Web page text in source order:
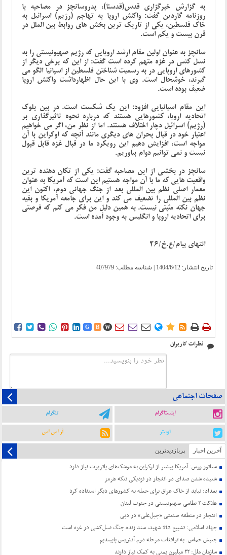
به گزارش خبرگزاری قدس(قدسنا)، پدروسانچز در مصاحبه با
روزنامه گاردین گفت: واکنش اروپا به تهاجم (رژیم) اسرائیل به
خاک فلسطین، یکی از تاریک ترین بخش های روابط بین الملل در
قرن بیست و یکم است.
سانچز به عنوان اولین مقام ارشد اروپایی که رژیم صهیونیستی را به
نسل کشی در غزه متهم کرده است گفت: از این که برخی دیگر از
کشورهای اروپایی در به رسمیت شناختن فلسطین از اسپانیا الگو می
گیرند، خوشحال است. وی با این حال اظهارداشت واکنش اروپا
ضعیف بوده است.
این مقام اسپانیایی افزود: این یک شکست است. در بین بلوک
اتحادیه اروپا، کشورهایی هستند که درباره نحوه تاثیرگذاری بر
(رژیم) اسرائیل دچار اختلاف هستند. اما از نظر من، اگر می خواهیم
اعتبار خود در قبال بحران های دیگری مانند آنچه که اوکراین با آن
مواجه است، افزایش دهیم این رویکرد ما در قبال غزه قابل قبول
نیست و نمی توانیم دوام بیاوریم.
سانچز در بخشی از این مصاحبه گفت: یکی از تکان دهنده ترین
واقعیت هایی که ما با آن مواجه هستیم این است که آمریکا به عنوان
معمار اصلی نظم بین المللی بعد از جنگ جهانی دوم، اکنون این
نظم بین المللی را تضعیف می کند و این برای جامعه آمریکا و بقیه
جهان نکته مثبتی نیست. به همین دلیل من فکر می کنم که فرصتی
برای اتحادیه اروپا و انگلیس به وجود آمده است.
انتهای پیام/ع.خ/26
تاریخ انتشار: 1404/6/12 | شناسه مطلب: 407979
      G B W        
نظرات کاربران
صفحات اجتماعی
اینستاگرام تلگرام
توییتر آر اس اس
آخرین اخبار پربازدیدترین
سناتور روس: آمریکا بیشتر از اوکراین به موشک‌های پاتریوت نیاز دارد
شنیده شدن صدای دو انفجار در نزدیکی تنگه هرمز
بغداد: نباید از خاک عراق برای حمله به کشورهای دیگر استفاده کرد
هلاکت ۲ نظامی صهیونیستی در جنوب لبنان
انفجار در منطقه صنعتی «جبل‌علی» در دبی
جهاد اسلامی: تشییع 112 شهید، سند زنده جنگ نسل‌کشی در غزه است
جنبش حماس: به توافقات مرحله دوم آتش‌بس پایبندیم
سازمان ملل: ۲۲ میلیون یمنی به کمک نیاز دارند